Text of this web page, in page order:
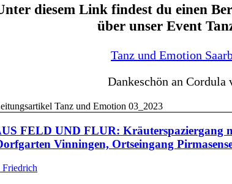
diesem Link findest du einen
über unser Event
Tanz und Emotion
Dankeschön an Cordula
FELD UND FLUR: Kräuterspaziergang
Vinningen, Ortseingang